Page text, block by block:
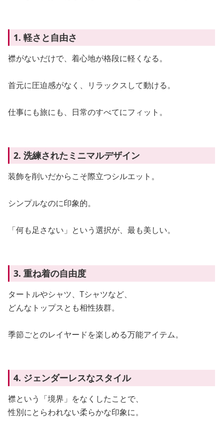
1. 軽さと自由さ
襟がないだけで、着心地が格段に軽くなる。
首元に圧迫感がなく、リラックスして動ける。
仕事にも旅にも、日常のすべてにフィット。
2. 洗練されたミニマルデザイン
装飾を削いだからこそ際立つシルエット。
シンプルなのに印象的。
「何も足さない」という選択が、最も美しい。
3. 重ね着の自由度
タートルやシャツ、Tシャツなど、
どんなトップスとも相性抜群。
季節ごとのレイヤードを楽しめる万能アイテム。
4. ジェンダーレスなスタイル
襟という「境界」をなくしたことで、
性別にとらわれない柔らかな印象に。